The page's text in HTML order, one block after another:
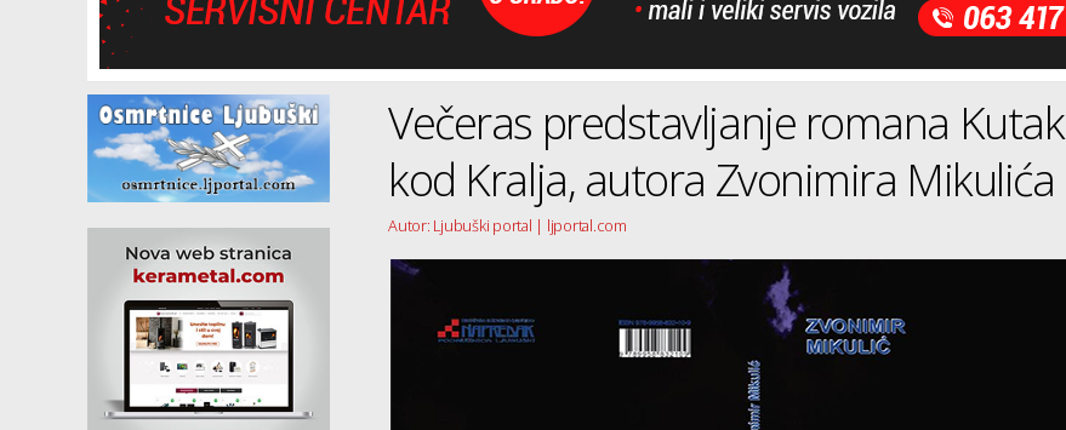
Večeras predstavljanje romana Kutak
kod Kralja, autora Zvonimira Mikulića
Autor: Ljubuški portal | ljportal.com